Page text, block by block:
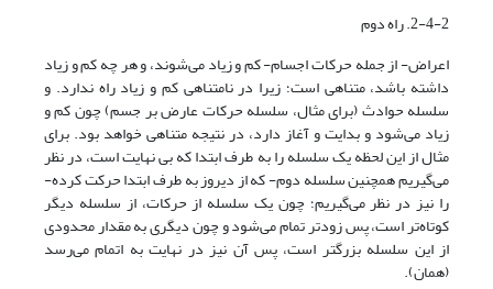
2-4-2. راه دوم
اعراض- از جمله حرکات اجسام- کم و زیاد می‌شوند، و هر چه کم و زیاد
داشته باشد، متناهی است؛ زیرا در نامتناهی کم و زیاد راه ندارد. و
سلسله حوادث (برای مثال، سلسله حرکات عارض بر جسم) چون کم و
زیاد می‌شود و بدایت و آغاز دارد، در نتیجه متناهی خواهد بود. برای
مثال از این لحظه یک سلسله را به طرف ابتدا که بی نهایت است، در نظر
می‌گیریم هم‏چنین سلسله دوم- که از دیروز به طرف ابتدا حرکت کرده-
را نیز در نظر می‌گیریم؛ چون یک سلسله از حرکات، از سلسله دیگر
کوتاه‌تر است، پس زودتر تمام می‌شود و چون دیگری به مقدار محدودی
از این سلسله بزرگتر است، پس آن نیز در نهایت به اتمام می‌رسد
(همان).